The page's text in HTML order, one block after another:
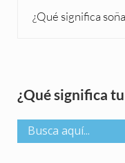
¿Qué significa
Sidebar
¿Qué significa